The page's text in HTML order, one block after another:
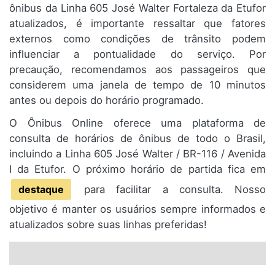
ônibus da Linha 605 José Walter Fortaleza da Etufor
atualizados, é importante ressaltar que fatores
externos como condições de trânsito podem
influenciar a pontualidade do serviço. Por
precaução, recomendamos aos passageiros que
considerem uma janela de tempo de 10 minutos
antes ou depois do horário programado.
O Ônibus Online oferece uma plataforma de
consulta de horários de ônibus de todo o Brasil,
incluindo a Linha 605 José Walter / BR-116 / Avenida
I da Etufor. O próximo horário de partida fica em
destaque
para facilitar a consulta. Nosso
objetivo é manter os usuários sempre informados e
atualizados sobre suas linhas preferidas!